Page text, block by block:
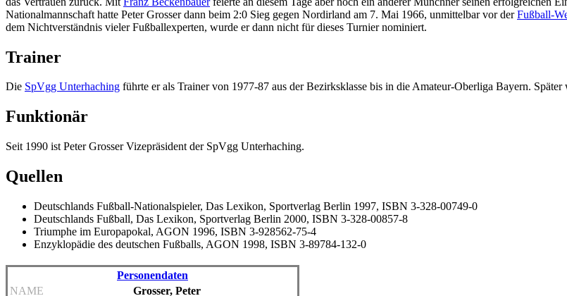
Nationalmannschaft hatte Peter Grosser dann beim 2:0 Sieg gegen Nordirland am 7. Mai 1966, unmittelbar vor derFußball-
dem Nichtverständnis vieler Fußballexperten, wurde er dann nicht für dieses Turnier nominiert.
Trainer
Die SpVgg Unterhaching führte er als Trainer von 1977-87 aus der Bezirksklasse bis in die Amateur-Oberliga Bayern.
Funktionär
Seit 1990 ist Peter Grosser Vizepräsident der SpVgg Unterhaching.
Quellen
Deutschlands Fußball-Nationalspieler, Das Lexikon, Sportverlag Berlin 1997, ISBN 3-328-00749-0
Deutschlands Fußball, Das Lexikon, Sportverlag Berlin 2000, ISBN 3-328-00857-8
Triumphe im Europapokal, AGON 1996, ISBN 3-928562-75-4
Enzyklopädie des deutschen Fußballs, AGON 1998, ISBN 3-89784-132-0
Personendaten
NAME
Grosser, Peter